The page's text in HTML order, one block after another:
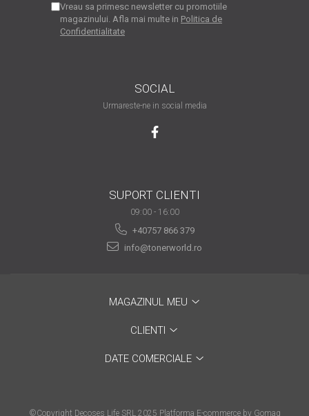
Vreau sa primesc newsletter cu promotiile
magazinului. Afla mai multe in Politica de
Confidentialitate
SOCIAL
Urmareste-ne in social media
SUPORT CLIENTI
09:00 - 16:00
+40757 866 379
info@tonerworld.ro
MAGAZINUL MEU
CLIENTI
DATE COMERCIALE
©Copyright Decoses Life SRL 2025 Platforma E-commerce by Gomag